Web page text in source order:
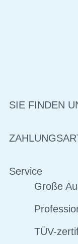
SIE FINDEN
Service
Große
TÜV-